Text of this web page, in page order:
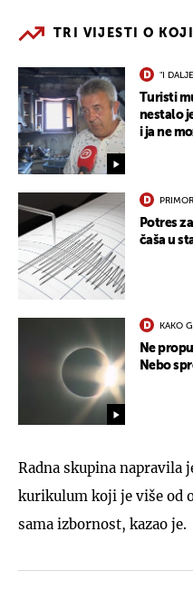
TRI VIJESTI O
"I
Turisti
nestalo
i ja ne
Potres
čaša u
KAKO
Ne
Nebo
Radna skupina napravila
kurikulum koji je više od
sama izbornost, kazao je.